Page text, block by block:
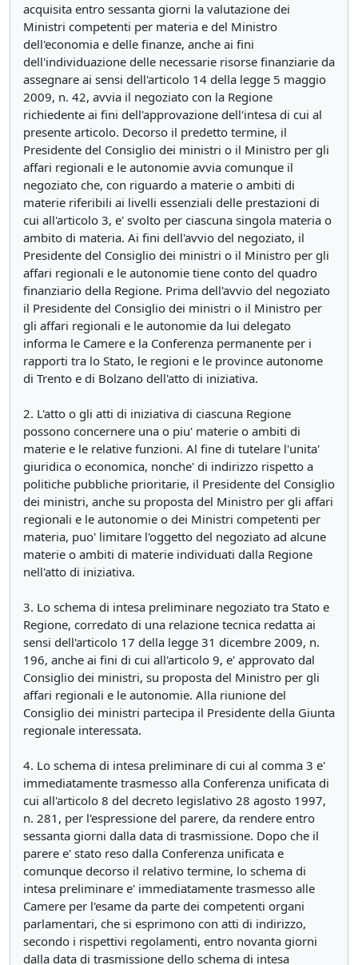
acquisita entro sessanta giorni la valutazione dei
Ministri competenti per materia e del Ministro
dell'economia e delle finanze, anche ai fini
dell'individuazione delle necessarie risorse finanziarie da
assegnare ai sensi dell'articolo 14 della legge 5 maggio
2009, n. 42, avvia il negoziato con la Regione
richiedente ai fini dell'approvazione dell'intesa di cui al
presente articolo. Decorso il predetto termine, il
Presidente del Consiglio dei ministri o il Ministro per gli
affari regionali e le autonomie avvia comunque il
negoziato che, con riguardo a materie o ambiti di
materie riferibili ai livelli essenziali delle prestazioni di
cui all'articolo 3, e' svolto per ciascuna singola materia o
ambito di materia. Ai fini dell'avvio del negoziato, il
Presidente del Consiglio dei ministri o il Ministro per gli
affari regionali e le autonomie tiene conto del quadro
finanziario della Regione. Prima dell'avvio del negoziato
il Presidente del Consiglio dei ministri o il Ministro per
gli affari regionali e le autonomie da lui delegato
informa le Camere e la Conferenza permanente per i
rapporti tra lo Stato, le regioni e le province autonome
di Trento e di Bolzano dell'atto di iniziativa.
2. L'atto o gli atti di iniziativa di ciascuna Regione
possono concernere una o piu' materie o ambiti di
materie e le relative funzioni. Al fine di tutelare l'unita'
giuridica o economica, nonche' di indirizzo rispetto a
politiche pubbliche prioritarie, il Presidente del Consiglio
dei ministri, anche su proposta del Ministro per gli affari
regionali e le autonomie o dei Ministri competenti per
materia, puo' limitare l'oggetto del negoziato ad alcune
materie o ambiti di materie individuati dalla Regione
nell'atto di iniziativa.
3. Lo schema di intesa preliminare negoziato tra Stato e
Regione, corredato di una relazione tecnica redatta ai
sensi dell'articolo 17 della legge 31 dicembre 2009, n.
196, anche ai fini di cui all'articolo 9, e' approvato dal
Consiglio dei ministri, su proposta del Ministro per gli
affari regionali e le autonomie. Alla riunione del
Consiglio dei ministri partecipa il Presidente della Giunta
regionale interessata.
4. Lo schema di intesa preliminare di cui al comma 3 e'
immediatamente trasmesso alla Conferenza unificata di
cui all'articolo 8 del decreto legislativo 28 agosto 1997,
n. 281, per l'espressione del parere, da rendere entro
sessanta giorni dalla data di trasmissione. Dopo che il
parere e' stato reso dalla Conferenza unificata e
comunque decorso il relativo termine, lo schema di
intesa preliminare e' immediatamente trasmesso alle
Camere per l'esame da parte dei competenti organi
parlamentari, che si esprimono con atti di indirizzo,
secondo i rispettivi regolamenti, entro novanta giorni
dalla data di trasmissione dello schema di intesa